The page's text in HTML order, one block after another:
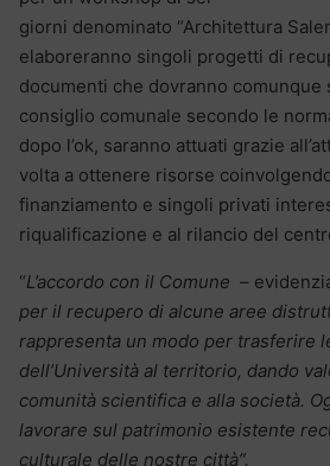
giorni denominato “Architettura
elaboreranno singoli progetti di
documenti che dovranno comunque
consiglio comunale secondo le
dopo l’ok, saranno attuati grazie
volta a ottenere risorse
finanziamento e singoli privati
riqualificazione e al rilancio del
“L’accordo con il Comune –
per il recupero di alcune aree
rappresenta un modo per trasferire
dell’Università al territorio, dando
comunità scientifica e alla società.
lavorare sul patrimonio esistente
culturale delle nostre città”.